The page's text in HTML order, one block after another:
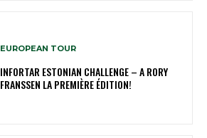
EUROPEAN TOUR
INFORTAR ESTONIAN CHALLENGE – A RORY
FRANSSEN LA PREMIÈRE ÉDITION!